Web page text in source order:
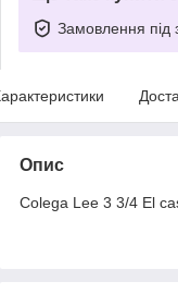
Замовлення під
Опис
Colega Lee 3 3/4 El